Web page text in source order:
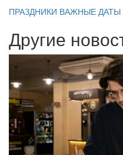
ПРАЗДНИКИ ВАЖНЫЕ ДАТЫ
Другие